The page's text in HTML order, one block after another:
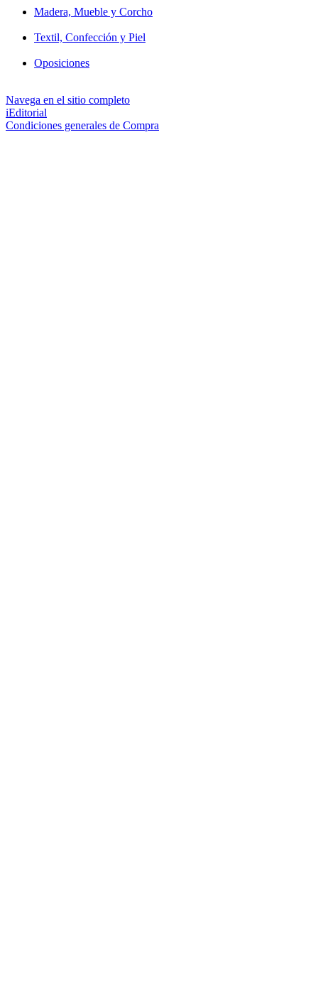
Madera, Mueble y Corcho
Textil, Confección y Piel
Oposiciones
Navega en el sitio completo
iEditorial
Condiciones generales de Compra